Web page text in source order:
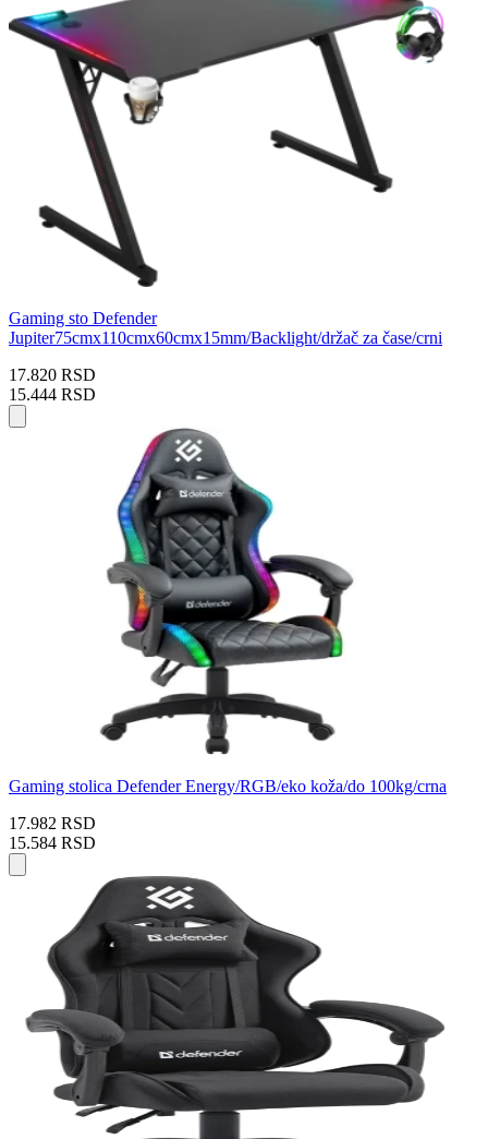
Gaming sto Defender
Jupiter75cmx110cmx60cmx15mm/Backlight/držač za čase/crni
17.820 RSD
15.444 RSD
Gaming stolica Defender Energy/RGB/eko koža/do 100kg/crna
17.982 RSD
15.584 RSD